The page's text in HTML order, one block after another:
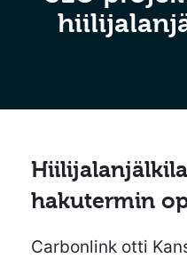
hakutermin
Carbonlink otti